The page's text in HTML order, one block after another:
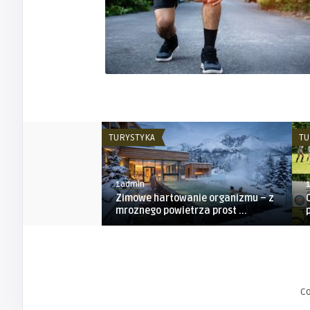
TURYSTYKA
1admin
Zimowe hartowanie organizmu – z
mroznego powietrza prost ...